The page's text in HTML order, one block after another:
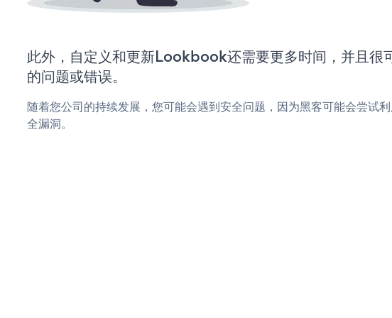
此外，自定义和更新Lookbook还需要更多时间，并且很
的问题或错误。
随着您公司的持续发展，您可能会遇到安全问题，因为黑客可能会尝试
全漏洞。